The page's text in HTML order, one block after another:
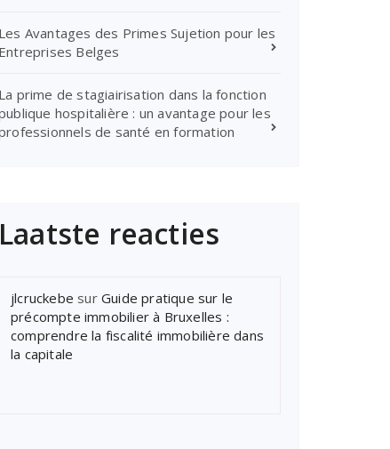
Les Avantages des Primes Sujetion pour les
Entreprises Belges
La prime de stagiairisation dans la fonction
hospitalière : un avantage pour les
de santé en formation
Laatste reacties
jlcruckebe sur Guide pratique sur le
précompte immobilier à Bruxelles :
comprendre la fiscalité immobilière dans
la capitale